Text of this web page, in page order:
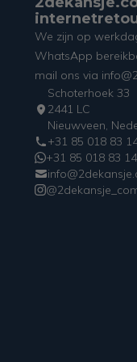
We zijn op
WhatsApp
mail ons via
Schoterhoek 33
2441 LC
Nieuwveen,
+31 85 018 83
+31 85 018 83 14